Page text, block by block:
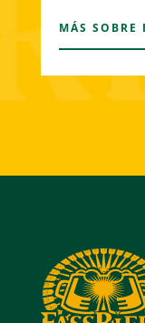
MÁS SOBRE